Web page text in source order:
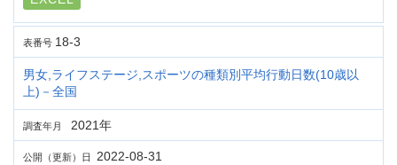
表番号 18-3
男女,ライフステージ,スポーツの種類別平均行動日数(10歳以
上)－全国
調査年月 2021年
公開（更新）日 2022-08-31